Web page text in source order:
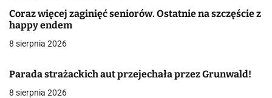
a
c
a
Coraz więcej zaginięć seniorów. Ostatnie na szczęście z
happy endem
8 sierpnia 2026
Parada strażackich aut przejechała przez Grunwald!
8 sierpnia 2026